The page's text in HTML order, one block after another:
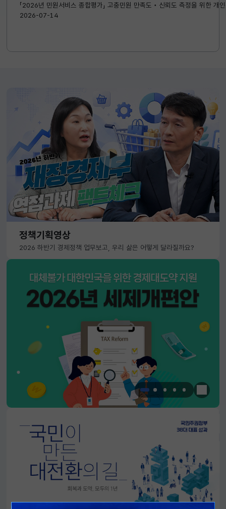
「2026년 민원서비스 종합평가」 고충민원 만족도‧신뢰도 측정을 위한 개
2026-07-14
정책기획영상
2026 하반기 경제정책 업무보고, 우리 삶은 어떻게 달라질까요?
한눈에